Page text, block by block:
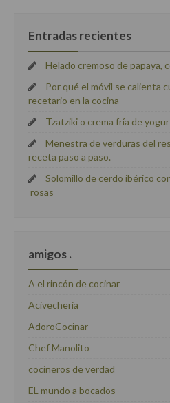
Entradas recientes
Helado cremoso de papaya,
Por qué el móvil se calienta
recetario en la cocina
Tzatziki o crema fría de
Menestra de verduras del
receta paso a paso.
Solomillo de cerdo ibérico
rosas
amigos .
A el rincón de cocinar
Acivecheria
AdoroCocinar
Chef Manolito
cocineros de verdad
EL mundo a bocados